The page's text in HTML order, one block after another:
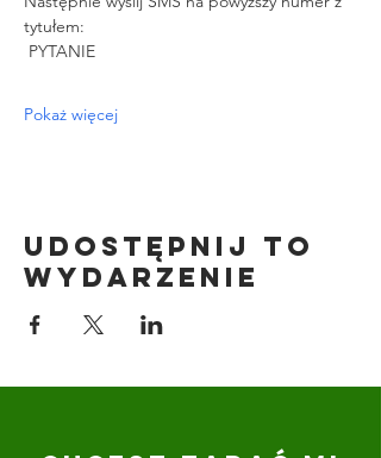
tytułem:
PYTANIE
Pokaż więcej
Udostępnij to
wydarzenie